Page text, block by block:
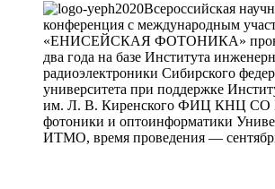
Всероссийская
конференция с международным
«ЕНИСЕЙСКАЯ ФОТОНИКА»
два года на базе Института
радиоэлектроники Сибирского
университета при поддержке
им. Л. В. Киренского ФИЦ КНЦ
фотоники и оптоинформатики
ИТМО, время проведения —